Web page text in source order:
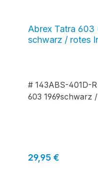
Abrex Tatra 603
schwarz / rotes
# 143ABS-401D-
603 1969schwarz
Regulärer Preis:
29,95 €